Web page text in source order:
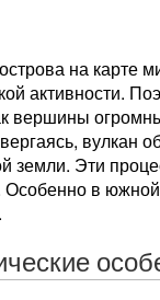
на карте
активности.
вершины
вулкан
земли. Эти
в южной